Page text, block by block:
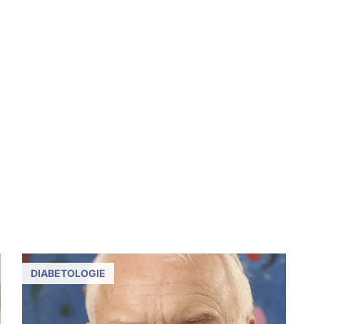
DIABETOLOGIE